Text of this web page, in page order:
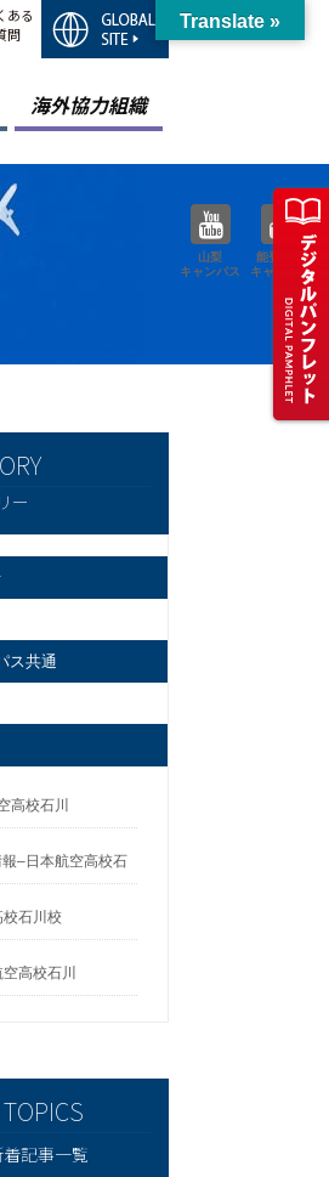
ある
問
海外協力組織
山梨
キャンパス
能登空港
キャンパス
ー
ス共通
高校石川
–日本航空高校石
校石川校
高校石川
記事一覧
Translate »